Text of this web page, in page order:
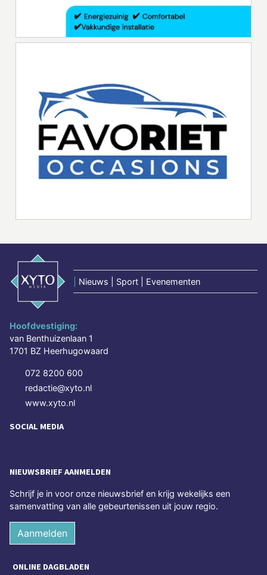
Nieuws | Sport | Evenementen
Hoofdvestiging:
van Benthuizenlaan 1
1701 BZ Heerhugowaard
072 8200 600
redactie@xyto.nl
www.xyto.nl
SOCIAL MEDIA
NIEUWSBRIEF AANMELDEN
Schrijf je in voor onze nieuwsbrief en krijg wekelijks een
samenvatting van alle gebeurtenissen uit jouw regio.
Aanmelden
ONLINE DAGBLADEN